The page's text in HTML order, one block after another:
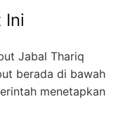
Ini
Jabal Thariq
berada di bawah
menetapkan